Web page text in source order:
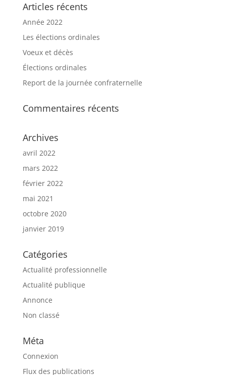
Articles récents
Année 2022
Les élections ordinales
Voeux et décès
Élections ordinales
Report de la journée confraternelle
Commentaires récents
Archives
avril 2022
mars 2022
février 2022
mai 2021
octobre 2020
janvier 2019
Catégories
Actualité professionnelle
Actualité publique
Annonce
Non classé
Méta
Connexion
Flux des publications